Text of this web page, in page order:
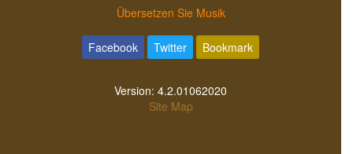
Übersetzen Sie Musik
Facebook Twitter Bookmark
Version: 4.2.01062020
Site Map